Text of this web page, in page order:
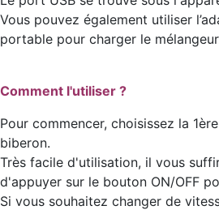
Vous pouvez également utiliser
portable pour charger le
Comment l'utiliser ?
Pour commencer, choisissez la
biberon.
Très facile d'utilisation, il vous
d'appuyer sur le bouton ON/OFF
Si vous souhaitez changer de